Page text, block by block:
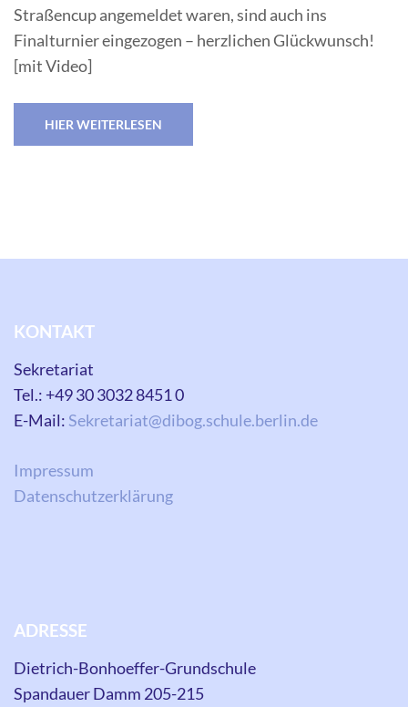
Straßencup angemeldet waren, sind auch ins
Finalturnier eingezogen – herzlichen Glückwunsch!
[mit Video]
HIER WEITERLESEN
KONTAKT
Sekretariat
Tel.: +49 30 3032 8451 0
E-Mail: Sekretariat@dibog.schule.berlin.de
Impressum
Datenschutzerklärung
ADRESSE
Dietrich-Bonhoeffer-Grundschule
Spandauer Damm 205-215